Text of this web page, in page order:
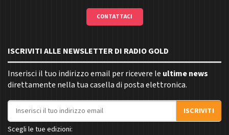
CONTATTACI
ISCRIVITI ALLE NEWSLETTER DI RADIO GOLD
Inserisci il tuo indirizzo email per ricevere le ultime news
direttamente nella tua casella di posta elettronica.
Indirizzo email
ISCRIVITI
Scegli le tue edizioni: